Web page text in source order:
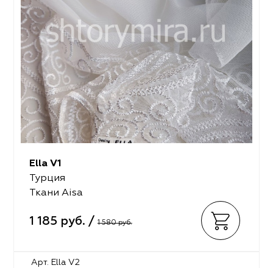
Ella V1
Турция
Ткани Aisa
1 185 руб. / 1 580 руб.
Арт. Ella V2